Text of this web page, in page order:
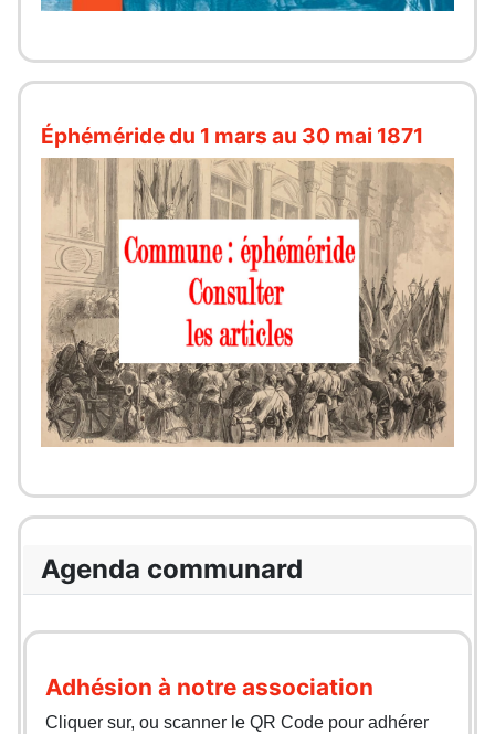
Éphéméride du 1 mars au 30 mai 1871
Agenda communard
Adhésion à notre association
Cliquer sur, ou scanner le QR Code pour adhérer